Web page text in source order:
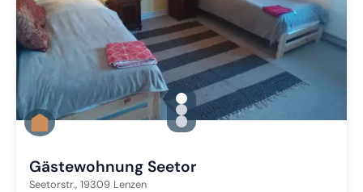
gallery.slide_selector
Zu Slide 1 wechseln
Zu Slide 2 wechseln
Zu Slide 3 wechseln
Gästewohnung Seetor
Seetorstr., 19309 Lenzen